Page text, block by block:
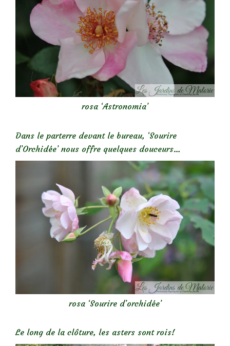
rosa ‘Astronomia’
Dans le parterre devant le bureau, ‘Sourire
d’Orchidée’ nous offre quelques douceurs…
rosa ‘Sourire d’orchidée’
Le long de la clôture, les asters sont rois!